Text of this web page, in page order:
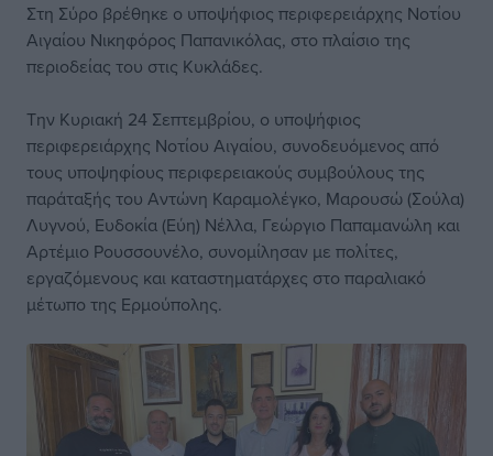
Στη Σύρο βρέθηκε ο υποψήφιος περιφερειάρχης Νοτίου
Αιγαίου Νικηφόρος Παπανικόλας, στο πλαίσιο της
περιοδείας του στις Κυκλάδες.
Την Κυριακή 24 Σεπτεμβρίου, ο υποψήφιος
περιφερειάρχης Νοτίου Αιγαίου, συνοδευόμενος από
τους υποψηφίους περιφερειακούς συμβούλους της
παράταξής του Αντώνη Καραμολέγκο, Μαρουσώ (Σούλα)
Λυγνού, Ευδοκία (Εύη) Νέλλα, Γεώργιο Παπαμανώλη και
Αρτέμιο Ρουσσουνέλο, συνομίλησαν με πολίτες,
εργαζόμενους και καταστηματάρχες στο παραλιακό
μέτωπο της Ερμούπολης.